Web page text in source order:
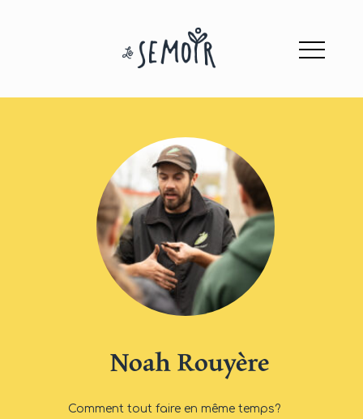
Noah Rouyère
Comment tout faire en même temps?